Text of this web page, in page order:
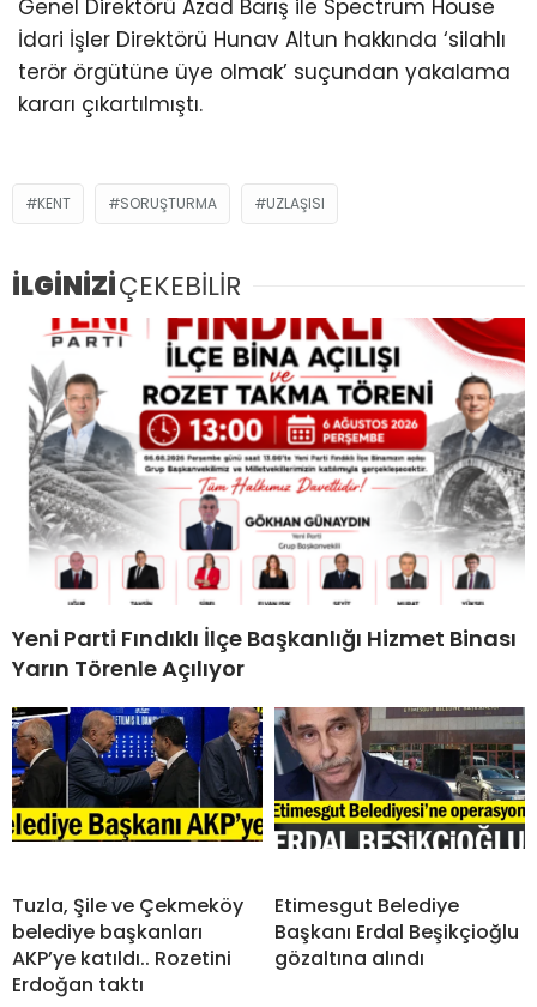
Genel Direktörü Azad Barış ile Spectrum House
İdari İşler Direktörü Hunav Altun hakkında ‘silahlı
terör örgütüne üye olmak’ suçundan yakalama
kararı çıkartılmıştı.
KENT SORUŞTURMA UZLAŞISI
İLGİNİZİÇEKEBİLİR
Yeni Parti Fındıklı İlçe Başkanlığı Hizmet Binası
Yarın Törenle Açılıyor
Tuzla, Şile ve Çekmeköy
belediye başkanları
AKP’ye katıldı.. Rozetini
Erdoğan taktı
Etimesgut Belediye
Başkanı Erdal Beşikçioğlu
gözaltına alındı